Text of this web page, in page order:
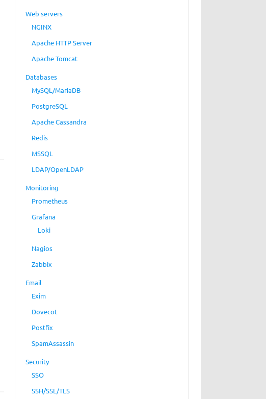
Web servers
NGINX
Apache HTTP Server
Apache Tomcat
Databases
MySQL/MariaDB
PostgreSQL
Apache Cassandra
Redis
MSSQL
LDAP/OpenLDAP
Monitoring
Prometheus
Grafana
Loki
Nagios
Zabbix
Email
Exim
Dovecot
Postfix
SpamAssassin
Security
SSO
SSH/SSL/TLS